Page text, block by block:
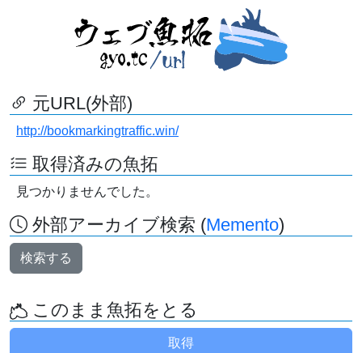
元URL(外部)
http://bookmarkingtraffic.win/
取得済みの魚拓
見つかりませんでした。
外部アーカイブ検索 (Memento)
検索する
このまま魚拓をとる